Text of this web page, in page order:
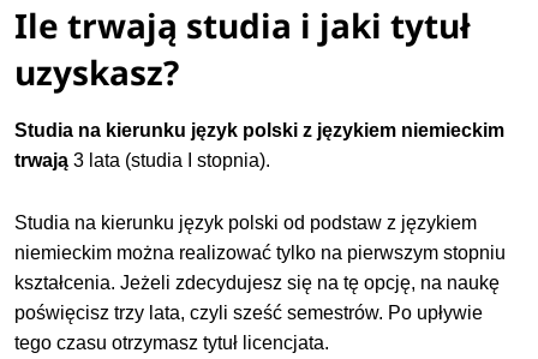
Ile trwają studia i jaki tytuł
uzyskasz?
Studia na kierunku język polski z językiem niemieckim
trwają 3 lata (studia I stopnia).
Studia na kierunku język polski od podstaw z językiem
niemieckim można realizować tylko na pierwszym stopniu
kształcenia. Jeżeli zdecydujesz się na tę opcję, na naukę
poświęcisz trzy lata, czyli sześć semestrów. Po upływie
tego czasu otrzymasz tytuł licencjata.